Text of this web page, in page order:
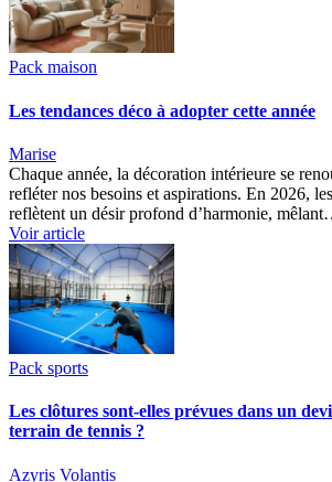
Pack maison
Les tendances déco à adopter cette année
Marise
Chaque année, la décoration intérieure se
refléter nos besoins et aspirations. En 2026,
reflètent un désir profond d’harmonie,
Voir article
Pack sports
Les clôtures sont-elles prévues dans un
terrain de tennis ?
Azyris Volantis